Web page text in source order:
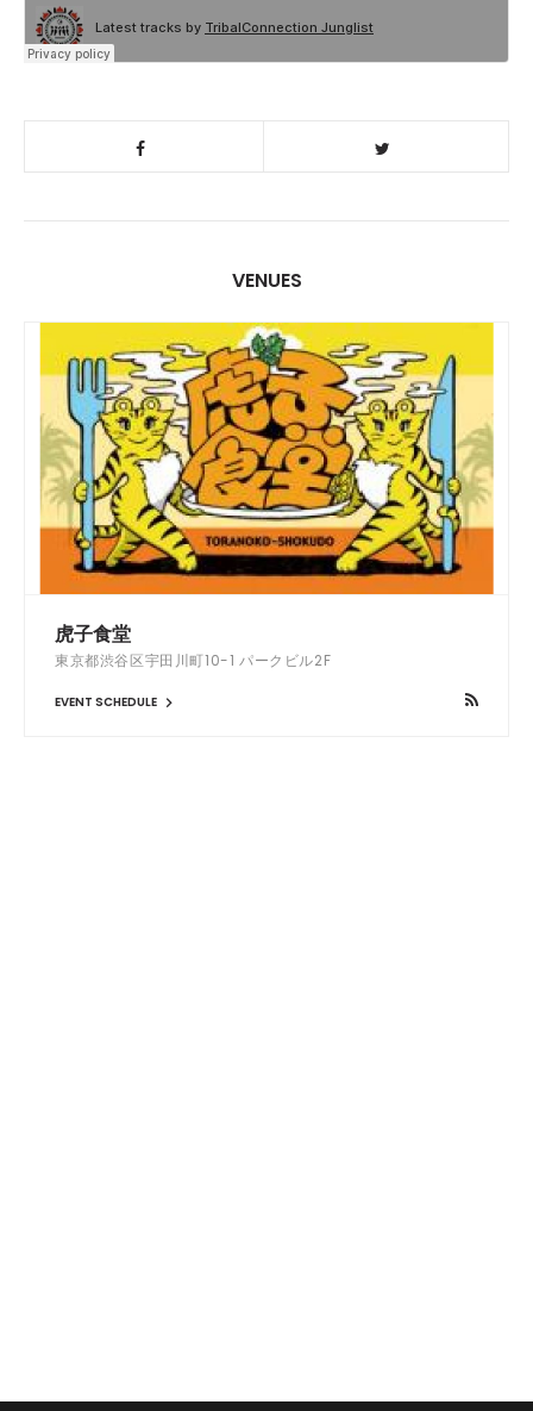
VENUES
虎子食堂
東京都渋谷区宇田川町10-1 パークビル2F
EVENT SCHEDULE